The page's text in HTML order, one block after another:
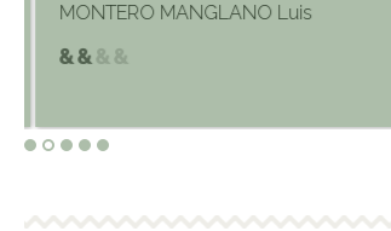
MONTERO MANGLANO Luis